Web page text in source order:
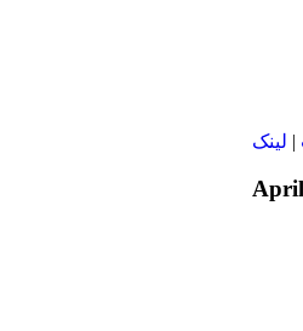
| لينک
April